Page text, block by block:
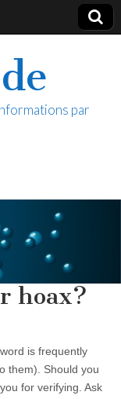
par
hoax?
is frequently
them). Should you
for verifying. Ask